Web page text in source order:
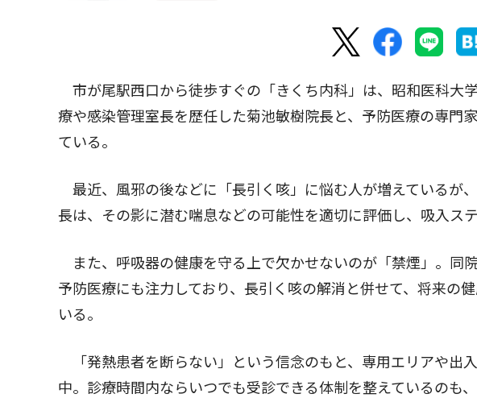
市が尾駅西口から徒歩すぐの「きくち内科」は、昭和医科大
療や感染管理室長を歴任した菊池敏樹院長と、予防医療の専門
ている。
最近、風邪の後などに「長引く咳」に悩む人が増えているが
長は、その影に潜む喘息などの可能性を適切に評価し、吸入ス
また、呼吸器の健康を守る上で欠かせないのが「禁煙」。同
予防医療にも注力しており、長引く咳の解消と併せて、将来の
いる。
「発熱患者を断らない」という信念のもと、専用エリアや出
中。診療時間内ならいつでも受診できる体制を整えているのも